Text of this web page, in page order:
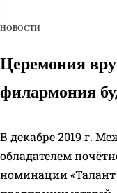
НОВОСТИ
Церемония
филармония
В декабре 2019 г.
обладателем
номинации